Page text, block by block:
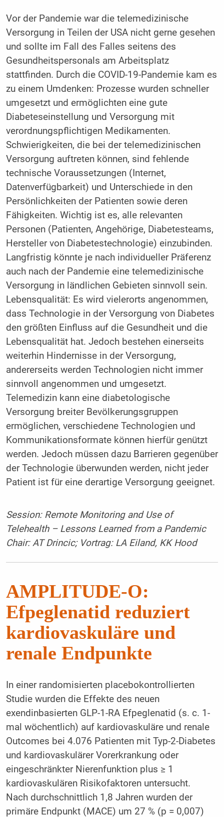
Vor der Pandemie war die telemedizinische
Versorgung in Teilen der USA nicht gerne gesehen
und sollte im Fall des Falles seitens des
Gesundheitspersonals am Arbeitsplatz
stattfinden. Durch die COVID-19-Pandemie kam es
zu einem Umdenken: Prozesse wurden schneller
umgesetzt und ermöglichten eine gute
Diabeteseinstellung und Versorgung mit
verordnungspflichtigen Medikamenten.
Schwierigkeiten, die bei der telemedizinischen
Versorgung auftreten können, sind fehlende
technische Voraussetzungen (Internet,
Datenverfügbarkeit) und Unterschiede in den
Persönlichkeiten der Patienten sowie deren
Fähigkeiten. Wichtig ist es, alle relevanten
Personen (Patienten, Angehörige, Diabetesteams,
Hersteller von Diabetestechnologie) einzubinden.
Langfristig könnte je nach individueller Präferenz
auch nach der Pandemie eine telemedizinische
Versorgung in ländlichen Gebieten sinnvoll sein.
Lebensqualität: Es wird vielerorts angenommen,
dass Technologie in der Versorgung von Diabetes
den größten Einfluss auf die Gesundheit und die
Lebensqualität hat. Jedoch bestehen einerseits
weiterhin Hindernisse in der Versorgung,
andererseits werden Technologien nicht immer
sinnvoll angenommen und umgesetzt.
Telemedizin kann eine diabetologische
Versorgung breiter Bevölkerungsgruppen
ermöglichen, verschiedene Technologien und
Kommunikationsformate können hierfür genützt
werden. Jedoch müssen dazu Barrieren gegenüber
der Technologie überwunden werden, nicht jeder
Patient ist für eine derartige Versorgung geeignet.
Session: Remote Monitoring and Use of
Telehealth – Lessons Learned from a Pandemic
Chair: AT Drincic; Vortrag: LA Eiland, KK Hood
AMPLITUDE-O:
Efpeglenatid reduziert
kardiovaskuläre und
renale Endpunkte
In einer randomisierten placebokontrollierten
Studie wurden die Effekte des neuen
exendinbasierten GLP-1-RA Efpeglenatid (s. c. 1-
mal wöchentlich) auf kardiovaskuläre und renale
Outcomes bei 4.076 Patienten mit Typ-2-Diabetes
und kardiovaskulärer Vorerkrankung oder
eingeschränkter Nierenfunktion plus ≥ 1
kardiovaskulären Risikofaktoren untersucht.
Nach durchschnittlich 1,8 Jahren wurden der
primäre Endpunkt (MACE) um 27 % (p = 0,007)